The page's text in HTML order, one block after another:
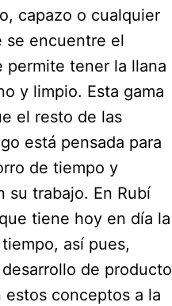
capazo o cualquier
se encuentre el
permite tener la llana
y limpio. Esta gama
el resto de las
está pensada para
de tiempo y
su trabajo. En Rubí
tiene hoy en día la
así pues,
de producto
conceptos a la